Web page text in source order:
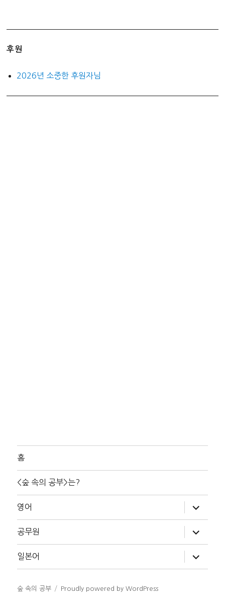
후원
2026년 소중한 후원자님
홈
<숲 속의 공부>는?
영어
위
메
확
장
공무원
위
메
확
장
일본어
위
메
숲 속의 공부 Proudly powered by WordPress